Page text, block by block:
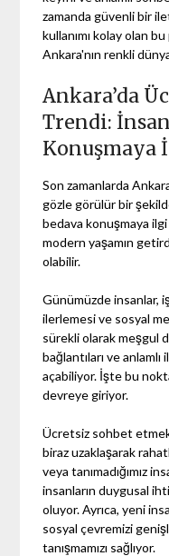
zamanda güvenli bir
kullanımı kolay olan
Ankara'nın renkli
Ankara’da
Trendi:
Konuşmaya
Son zamanlarda
gözle görülür bir
bedava konuşmaya
modern yaşamın
olabilir.
Günümüzde insanlar,
ilerlemesi ve sosyal
sürekli olarak meşgul
bağlantıları ve
açabiliyor. İşte bu
devreye giriyor.
Ücretsiz sohbet
biraz uzaklaşarak
veya tanımadığımız
insanların duygusal
oluyor. Ayrıca, yeni
sosyal çevremizi
tanışmamızı sağlıyor.